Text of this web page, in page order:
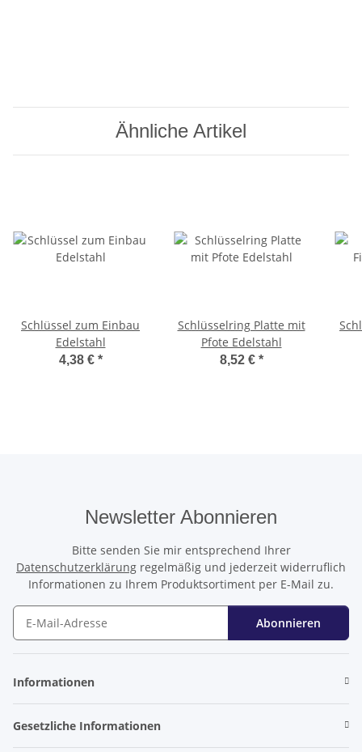
Ähnliche Artikel
Schlüssel zum Einbau
Edelstahl
4,38 € *
Schlüsselring Platte mit
Pfote Edelstahl
8,52 € *
Newsletter Abonnieren
Bitte senden Sie mir entsprechend Ihrer
Datenschutzerklärung regelmäßig und jederzeit widerruflich
Informationen zu Ihrem Produktsortiment per E-Mail zu.
Abonnieren
Informationen
Gesetzliche Informationen